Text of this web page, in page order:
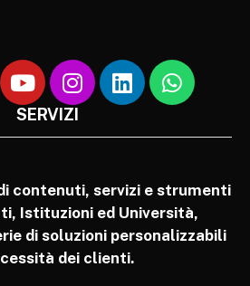
SERVIZI
contenuti, servizi e strumenti
Istituzioni ed Università,
di soluzioni personalizzabili
dei clienti.